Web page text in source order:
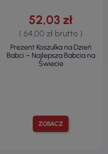
ZOBACZ
52,03 zł
( 64,00 zł brutto )
Prezent Koszulka na Dzień
Babci – Najlepsza Babcia na
Świecie